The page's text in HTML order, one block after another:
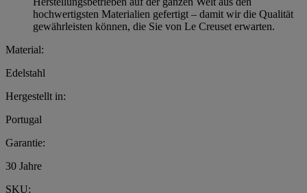
hochwertigsten Materialien gefertigt – damit wir die Qualität
gewährleisten können, die Sie von Le Creuset erwarten.
Material:
Edelstahl
Hergestellt in:
Portugal
Garantie:
30 Jahre
SKU: